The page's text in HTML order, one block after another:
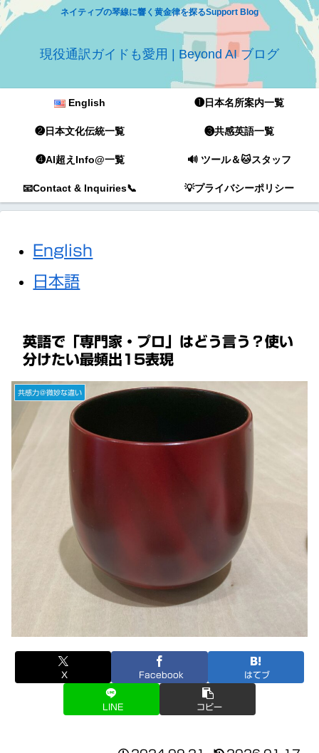
ネイティブの琴線に響く黄金律を探るSupport Blog
現役通訳ガイドも愛用 | Beyond AI ブログ
English ❶日本名所案内一覧
❷日本文化伝統一覧 ❸共感英語一覧
❹AI超えInfo@一覧 🔊 ツール＆🐱スタッフ
📧Contact & Inquiries📞 💡プライバシーポリシー
English
日本語
英語で「専門家・プロ」はどう言う？使い
分けたい最頻出15表現
共感力＠微妙な違い
X Facebook はてブ
LINE コピー